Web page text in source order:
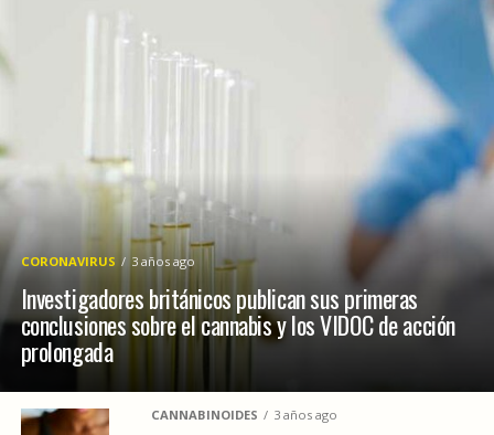
CORONAVIRUS 3 años ago
Investigadores británicos publican sus primeras
conclusiones sobre el cannabis y los VIDOC de acción
prolongada
CANNABINOIDES 3 años ago